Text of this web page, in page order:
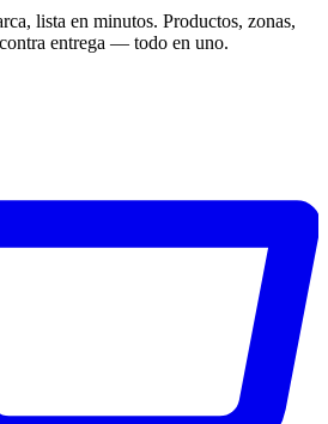
lista en minutos. Productos, zonas,
entrega — todo en uno.